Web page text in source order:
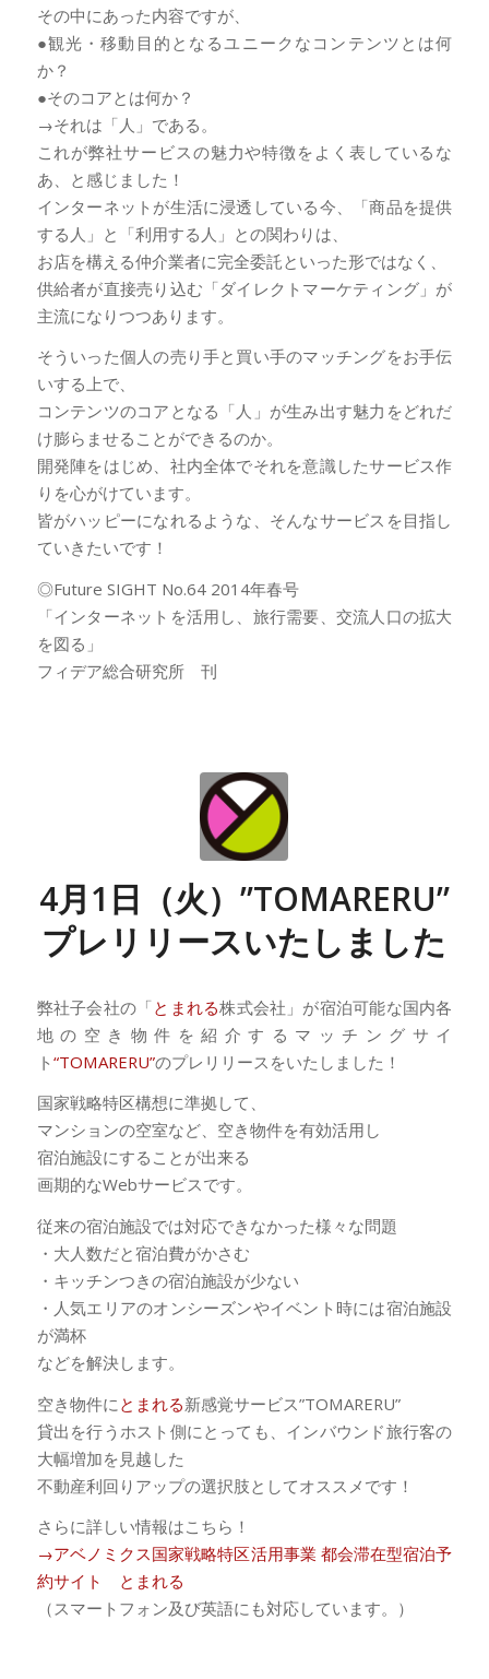
その中にあった内容ですが、
●観光・移動目的となるユニークなコンテンツとは何
か？
●そのコアとは何か？
→それは「人」である。
これが弊社サービスの魅力や特徴をよく表しているな
あ、と感じました！
インターネットが生活に浸透している今、「商品を提供
する人」と「利用する人」との関わりは、
お店を構える仲介業者に完全委託といった形ではなく、
供給者が直接売り込む「ダイレクトマーケティング」が
主流になりつつあります。
そういった個人の売り手と買い手のマッチングをお手伝
いする上で、
コンテンツのコアとなる「人」が生み出す魅力をどれだ
け膨らませることができるのか。
開発陣をはじめ、社内全体でそれを意識したサービス作
りを心がけています。
皆がハッピーになれるような、そんなサービスを目指し
ていきたいです！
◎Future SIGHT No.64 2014年春号
「インターネットを活用し、旅行需要、交流人口の拡大
を図る」
フィデア総合研究所 刊
4月1日（火）”TOMARERU”
プレリリースいたしました
弊社子会社の「とまれる株式会社」が宿泊可能な国内各
地の空き物件を紹介するマッチングサイ
ト “TOMARERU”のプレリリースをいたしました！
国家戦略特区構想に準拠して、
マンションの空室など、空き物件を有効活用し
宿泊施設にすることが出来る
画期的なWebサービスです。
従来の宿泊施設では対応できなかった様々な問題
・大人数だと宿泊費がかさむ
・キッチンつきの宿泊施設が少ない
・人気エリアのオンシーズンやイベント時には宿泊施設
が満杯
などを解決します。
空き物件に とまれる新感覚サービス”TOMARERU”
貸出を行うホスト側にとっても、インバウンド旅行客の
大幅増加を見越した
不動産利回りアップの選択肢としてオススメです！
さらに詳しい情報はこちら！
→アベノミクス国家戦略特区活用事業 都会滞在型宿泊予
約サイト
とまれる
（スマートフォン及び英語にも対応しています。）